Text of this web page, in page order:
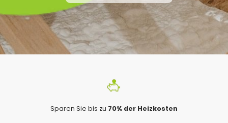
Sparen Sie bis zu 70% der Heizkosten